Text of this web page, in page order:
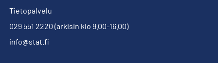
Tietopalvelu
029 551 2220 (arkisin klo 9.00-16.00)
info@stat.fi